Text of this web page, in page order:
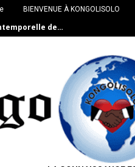
BIENVENUE À KONGOLISOLO
de…